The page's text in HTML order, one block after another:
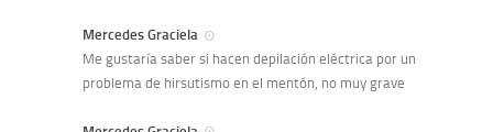
Mercedes Graciela
Me gustaría saber si hacen depilación eléctrica por un
problema de hirsutismo en el mentón, no muy grave